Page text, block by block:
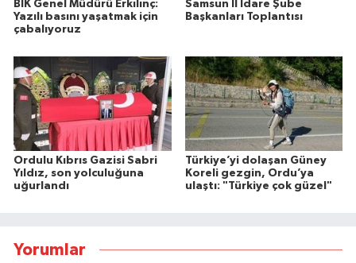
BİK Genel Müdürü Erkılınç:
Yazılı basını yaşatmak için
çabalıyoruz
Samsun İl İdare Şube
Başkanları Toplantısı
Ordulu Kıbrıs Gazisi Sabri
Yıldız, son yolculuğuna
uğurlandı
Türkiye’yi dolaşan Güney
Koreli gezgin, Ordu’ya
ulaştı: "Türkiye çok güzel"
Yorumlar